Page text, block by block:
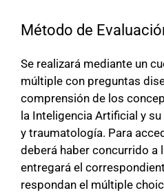
Método de
Se realizará mediante un
múltiple con preguntas
comprensión de los
la Inteligencia Artificial y
y traumatología. Para
deberá haber concurrido a
entregará el
respondan el múltiple